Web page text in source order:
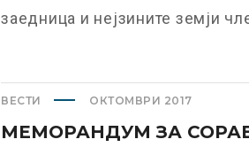
заедница и нејзините земји
ВЕСТИ ОКТОМВРИ 2017
МЕМОРАНДУМ ЗА